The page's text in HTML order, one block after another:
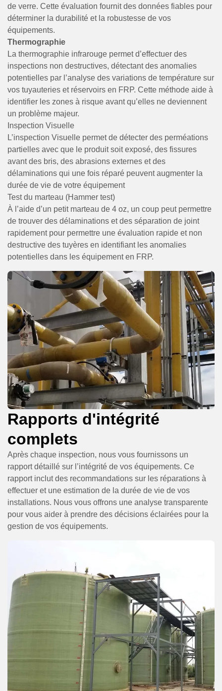
de verre. Cette évaluation fournit des données fiables pour
déterminer la durabilité et la robustesse de vos
équipements.
Thermographie
La thermographie infrarouge permet d’effectuer des
inspections non destructives, détectant des anomalies
potentielles par l’analyse des variations de température sur
vos tuyauteries et réservoirs en FRP. Cette méthode aide à
identifier les zones à risque avant qu’elles ne deviennent
un problème majeur.
Inspection Visuelle
L’inspection Visuelle permet de détecter des perméations
partielles avec que le produit soit exposé, des fissures
avant des bris, des abrasions externes et des
délaminations qui une fois réparé peuvent augmenter la
durée de vie de votre équipement
Test du marteau (Hammer test)
À l’aide d’un petit marteau de 4 oz, un coup peut permettre
de trouver des délaminations et des séparation de joint
rapidement pour permettre une évaluation rapide et non
destructive des tuyères en identifiant les anomalies
potentielles dans les équipement en FRP.
Rapports d'intégrité
complets
Après chaque inspection, nous vous fournissons un
rapport détaillé sur l’intégrité de vos équipements. Ce
rapport inclut des recommandations sur les réparations à
effectuer et une estimation de la durée de vie de vos
installations. Nous vous offrons une analyse transparente
pour vous aider à prendre des décisions éclairées pour la
gestion de vos équipements.